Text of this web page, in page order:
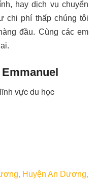
hay dịch vụ chuyển
chi phí thấp chúng tôi
đầu. Cùng các em
Emmanuel
vực du học
Huyện An Dương,